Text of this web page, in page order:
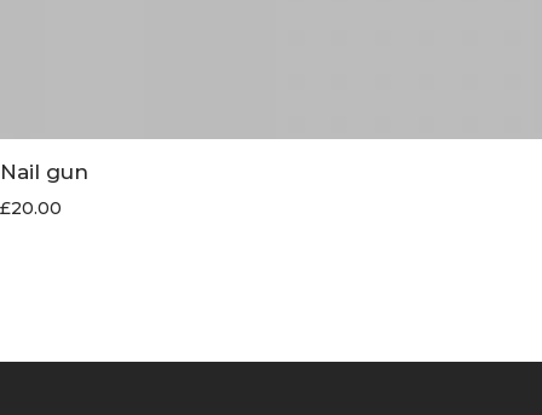
Nail gun
£20.00